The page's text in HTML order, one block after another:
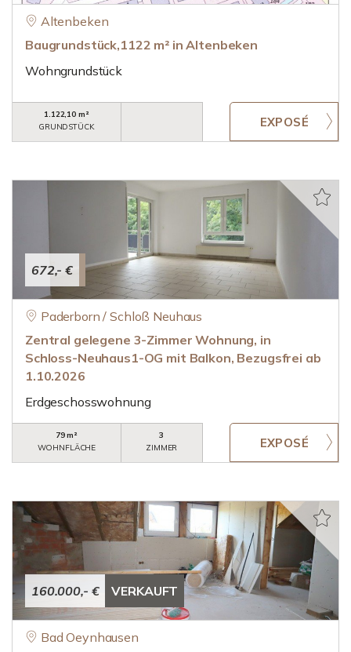
Altenbeken
Baugrundstück,1122 m² in Altenbeken
Wohngrundstück
1.122,10 m²
GRUNDSTÜCK
672,- €
Paderborn / Schloß Neuhaus
Zentral gelegene 3-Zimmer Wohnung, in
Schloss-Neuhaus1-OG mit Balkon, Bezugsfrei ab
1.10.2026
Erdgeschosswohnung
79 m²
WOHNFLÄCHE
3
ZIMMER
160.000,- € VERKAUFT
Bad Oeynhausen